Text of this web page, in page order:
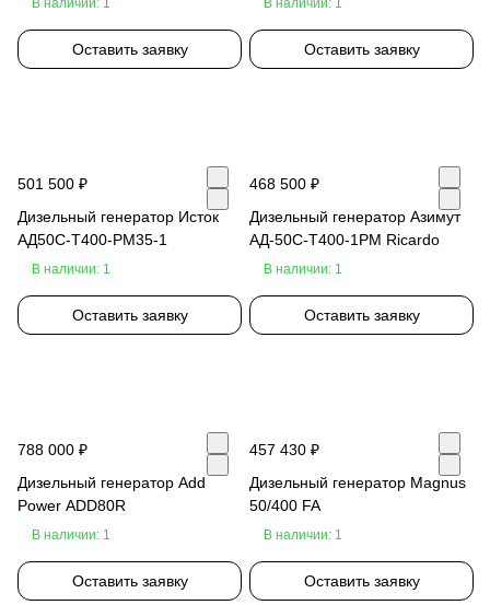
В наличии: 1
Оставить заявку
В наличии: 1
Оставить заявку
501 500 ₽
Дизельный генератор Исток
АД50С-Т400-РМ35-1
В наличии: 1
Оставить заявку
468 500 ₽
Дизельный генератор Азимут
АД-50С-Т400-1РМ Ricardo
В наличии: 1
Оставить заявку
788 000 ₽
Дизельный генератор Add
Power ADD80R
В наличии: 1
Оставить заявку
457 430 ₽
Дизельный генератор Magnus
50/400 FA
В наличии: 1
Оставить заявку